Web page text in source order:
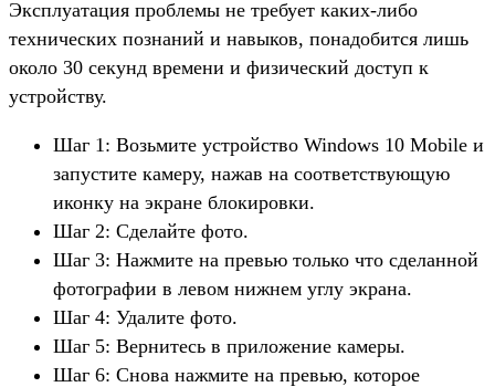
Эксплуатация проблемы не требует каких-либо
технических познаний и навыков, понадобится лишь
около 30 секунд времени и физический доступ к
устройству.
Шаг 1: Возьмите устройство Windows 10 Mobile и
запустите камеру, нажав на соответствующую
иконку на экране блокировки.
Шаг 2: Сделайте фото.
Шаг 3: Нажмите на превью только что сделанной
фотографии в левом нижнем углу экрана.
Шаг 4: Удалите фото.
Шаг 5: Вернитесь в приложение камеры.
Шаг 6: Снова нажмите на превью, которое